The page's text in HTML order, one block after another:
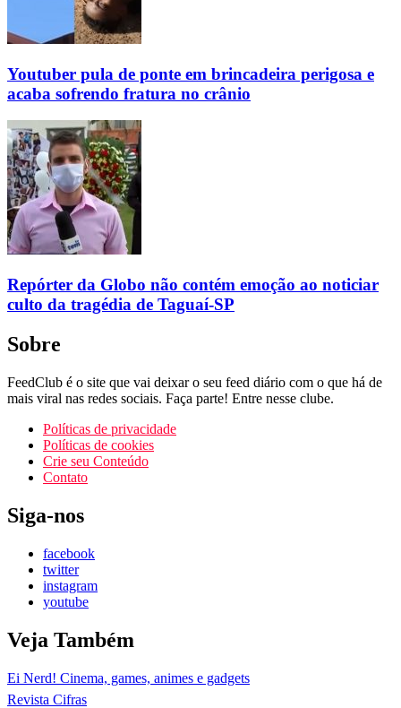
Youtuber pula de ponte em brincadeira perigosa e
acaba sofrendo fratura no crânio
Repórter da Globo não contém emoção ao noticiar
culto da tragédia de Taguaí-SP
Sobre
FeedClub é o site que vai deixar o seu feed diário com o que há de
mais viral nas redes sociais. Faça parte! Entre nesse clube.
Políticas de privacidade
Políticas de cookies
Crie seu Conteúdo
Contato
Siga-nos
facebook
twitter
instagram
youtube
Veja Também
Ei Nerd! Cinema, games, animes e gadgets
Revista Cifras